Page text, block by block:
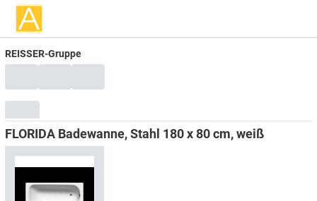
REISSER-Gruppe
FLORIDA Badewanne, Stahl 180 x 80 cm, weiß